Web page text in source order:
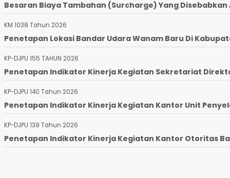
Besaran Biaya Tambahan (Surcharge) Yang Disebabkan
KM 1038 Tahun 2026
Penetapan Lokasi Bandar Udara Wanam Baru Di
KP-DJPU 155 TAHUN 2026
Penetapan Indikator Kinerja Kegiatan Sekretariat
KP-DJPU 140 Tahun 2026
Penetapan Indikator Kinerja Kegiatan Kantor Unit
KP-DJPU 139 Tahun 2026
Penetapan Indikator Kinerja Kegiatan Kantor Otoritas